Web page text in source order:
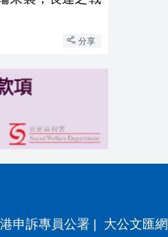
分享
申訴專員公署 | 大公文匯網